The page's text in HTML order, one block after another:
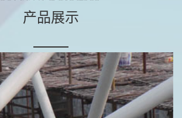
产品展示